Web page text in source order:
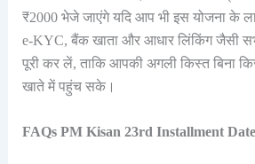
₹2000 भेजे जाएंगे यदि आप भी इस योजना के
e-KYC, बैंक खाता और आधार लिंकिंग जैसी
पूरी कर लें, ताकि आपकी अगली किस्त बिना
खाते में पहुंच सके।
FAQs PM Kisan 23rd Installment